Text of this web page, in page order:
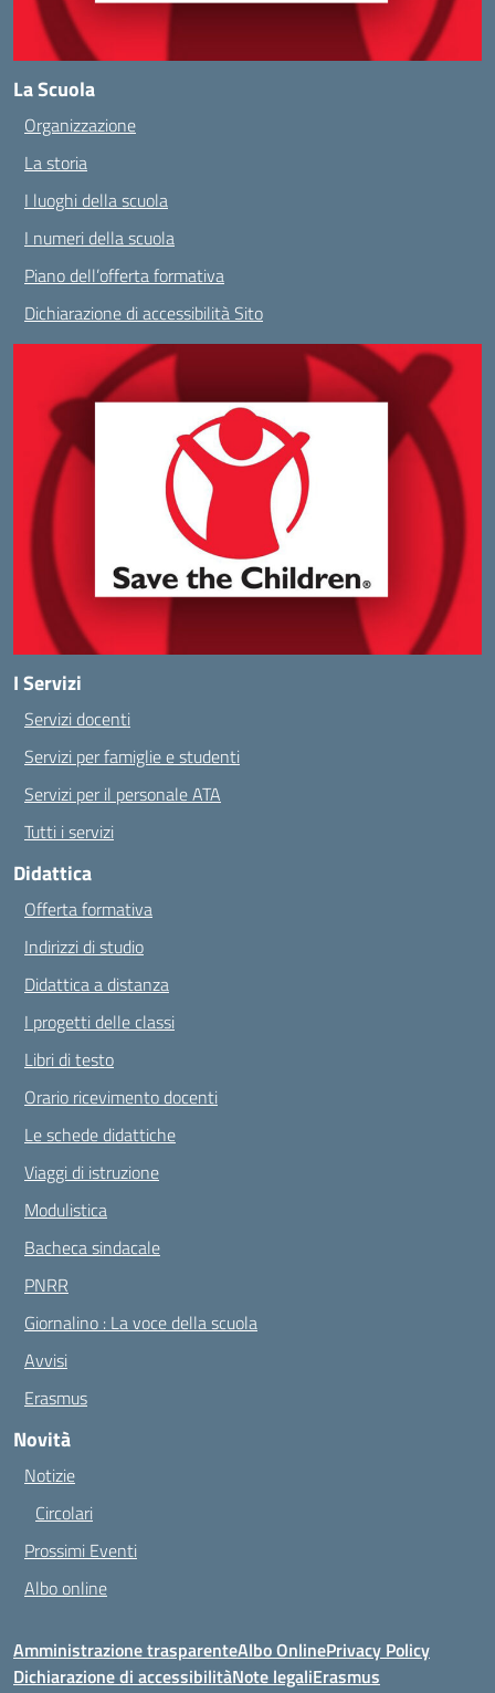
La Scuola
Organizzazione
La storia
I luoghi della scuola
I numeri della scuola
Piano dell’offerta formativa
Dichiarazione di accessibilità Sito
I Servizi
Servizi docenti
Servizi per famiglie e studenti
Servizi per il personale ATA
Tutti i servizi
Didattica
Offerta formativa
Indirizzi di studio
Didattica a distanza
I progetti delle classi
Libri di testo
Orario ricevimento docenti
Le schede didattiche
Viaggi di istruzione
Modulistica
Bacheca sindacale
PNRR
Giornalino : La voce della scuola
Avvisi
Erasmus
Novità
Notizie
Circolari
Prossimi Eventi
Albo online
Amministrazione trasparenteAlbo OnlinePrivacy Policy
Dichiarazione di accessibilitàNote legaliErasmus